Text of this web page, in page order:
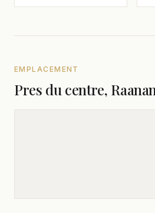
EMPLACEMENT
Pres du centre,